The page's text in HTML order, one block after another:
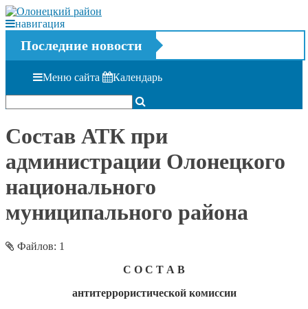
навигация
Последние новости
Меню сайта Календарь
Состав АТК при
администрации Олонецкого
национального
муниципального района
Файлов: 1
С О С Т А В
антитеррористической комиссии